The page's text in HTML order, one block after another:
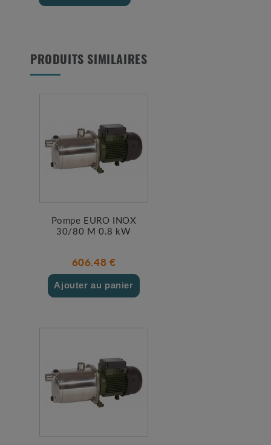
PRODUITS SIMILAIRES
Pompe EURO INOX
30/80 M 0.8 kW
606.48 €
Ajouter au panier